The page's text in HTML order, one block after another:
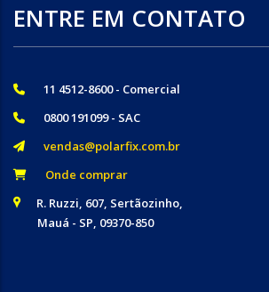
ENTRE EM CONTATO
11 4512-8600 - Comercial
0800 191099 - SAC
vendas@polarfix.com.br
Onde comprar
R. Ruzzi, 607, Sertãozinho,
Mauá - SP, 09370-850